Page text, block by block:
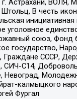
Астрахани,
В честь
уголовное
союз,
государство,
СССР,
С14,
Невоград,
калмыцкого
Фургал